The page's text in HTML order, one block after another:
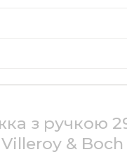
з ручкою
& Boch